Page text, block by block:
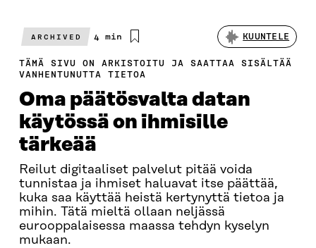
ARCHIVED
Arvioitu
4 min KUUNTELE
TÄMÄ SIVU ON ARKISTOITU JA SAATTAA SISÄLTÄÄ
VANHENTUNUTTA TIETOA
Oma päätösvalta datan
käytössä on ihmisille
tärkeää
Reilut digitaaliset palvelut pitää voida
tunnistaa ja ihmiset haluavat itse päättää,
kuka saa käyttää heistä kertynyttä tietoa ja
mihin. Tätä mieltä ollaan neljässä
eurooppalaisessa maassa tehdyn kyselyn
mukaan.